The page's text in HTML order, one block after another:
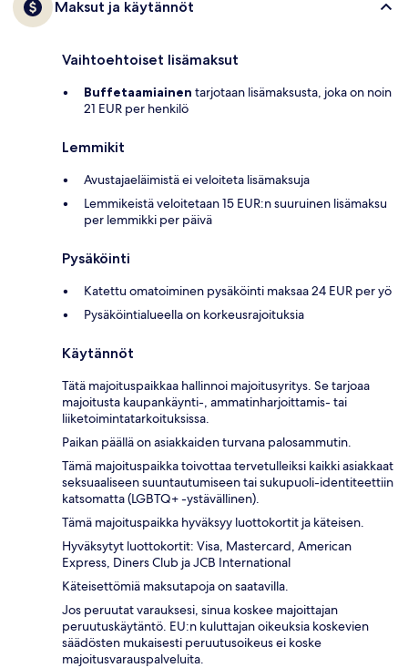
Maksut ja käytännöt
Vaihtoehtoiset lisämaksut
Buffetaamiainen tarjotaan lisämaksusta, joka on noin
21 EUR per henkilö
Lemmikit
Avustajaeläimistä ei veloiteta lisämaksuja
Lemmikeistä veloitetaan 15 EUR:n suuruinen lisämaksu
per lemmikki per päivä
Pysäköinti
Katettu omatoiminen pysäköinti maksaa 24 EUR per yö
Pysäköintialueella on korkeusrajoituksia
Käytännöt
Tätä majoituspaikkaa hallinnoi majoitusyritys. Se tarjoaa
majoitusta kaupankäynti-, ammatinharjoittamis- tai
liiketoimintatarkoituksissa.
Paikan päällä on asiakkaiden turvana palosammutin.
Tämä majoituspaikka toivottaa tervetulleiksi kaikki asiakkaat
seksuaaliseen suuntautumiseen tai sukupuoli-identiteettiin
katsomatta (LGBTQ+ -ystävällinen).
Tämä majoituspaikka hyväksyy luottokortit ja käteisen.
Hyväksytyt luottokortit: Visa, Mastercard, American
Express, Diners Club ja JCB International
Käteisettömiä maksutapoja on saatavilla.
Jos peruutat varauksesi, sinua koskee majoittajan
peruutuskäytäntö. EU:n kuluttajan oikeuksia koskevien
säädösten mukaisesti peruutusoikeus ei koske
majoitusvarauspalveluita.